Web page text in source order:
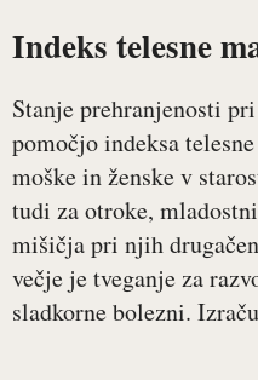
Indeks telesne
Stanje prehranjenosti
pomočjo indeksa
moške in ženske v
tudi za otroke,
mišičja pri njih
večje je tveganje za
sladkorne bolezni.